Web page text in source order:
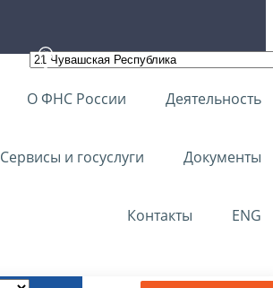
О ФНС России Деятельность
Сервисы и госуслуги Документы
Контакты ENG